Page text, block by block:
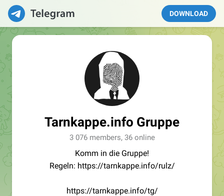
DOWNLOAD
Tarnkappe.info Gruppe
3 076 members, 36 online
Komm in die Gruppe!
Regeln: https://tarnkappe.info/rulz/
https://tarnkappe.info/tg/